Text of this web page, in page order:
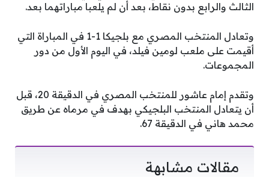
الثالث والرابع بدون نقاط، بعد أن لم يلعبا مباراتهما بعد.
وتعادل المنتخب المصري مع بلجيكا 1-1 في المباراة التي
أقيمت على ملعب لومين فيلد، في اليوم الأول من دور
المجموعات.
وتقدم إمام عاشور للمنتخب المصري في الدقيقة 20، قبل
أن يتعادل المنتخب البلجيكي بهدف في مرماه عن طريق
محمد هاني في الدقيقة 67.
مقالات مشابهة